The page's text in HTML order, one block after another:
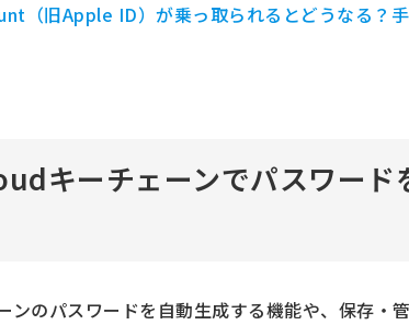
（旧Apple ID）が乗っ取られるとどうなる？
キーチェーンでパスワード
ンのパスワードを自動生成する機能や、保存・